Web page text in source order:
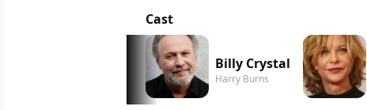
Cast
Billy Crystal
Harry Burns